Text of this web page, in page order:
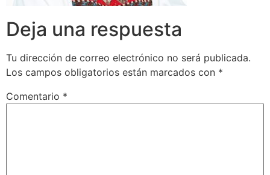
Deja una respuesta
Tu dirección de correo electrónico no será publicada.
Los campos obligatorios están marcados con *
Comentario *